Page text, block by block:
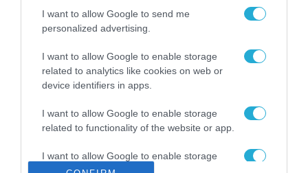
I want to allow Google to send me
personalized advertising.
I want to allow Google to enable storage
related to analytics like cookies on web or
device identifiers in apps.
I want to allow Google to enable storage
related to functionality of the website or app.
I want to allow Google to enable storage
related to personalization.
αφορούν τους ΦΗΜ
Σ. Καλαφάτης: «Η
Τεχνητή Νοημοσύνη
δεν είναι απλώς μια
μια νέα βιομηχανική
επανάσταση»
Νέος οδηγός του ΕΚΤ
των ελληνικών